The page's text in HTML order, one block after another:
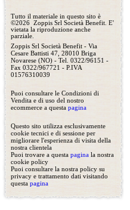
Tutto il materiale in questo sito è
©2026 Zoppis Srl Società Benefit. E'
vietata la riproduzione anche
parziale.
Zoppis Srl Società Benefit - Via
Cesare Battisti 47, 28010 Briga
Novarese (NO) - Tel. 0322/96151 -
Fax 0322/967721 - P.IVA
01576310039
Puoi consultare le Condizioni di
Vendita e di uso del nostro
ecommerce a questa pagina
Questo sito utilizza esclusivamente
cookie tecnici e di sessione per
migliorare l'esperienza di visita della
nostra clientela
Puoi trovare a questa paginala nostra
cookie policy
Puoi consultare la nostra policy su
privacy e trattamento dati visitando
questa pagina